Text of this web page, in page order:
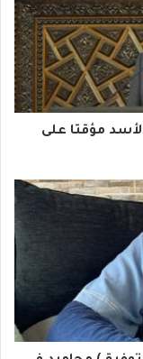
مؤقتا على